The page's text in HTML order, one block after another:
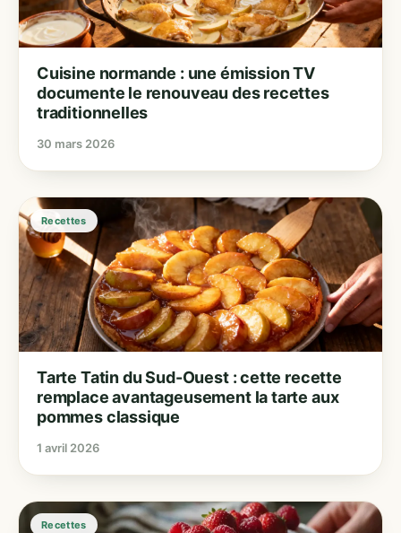
Cuisine normande : une émission TV
documente le renouveau des recettes
traditionnelles
30 mars 2026
Recettes
Tarte Tatin du Sud-Ouest : cette recette
remplace avantageusement la tarte aux
pommes classique
1 avril 2026
Recettes